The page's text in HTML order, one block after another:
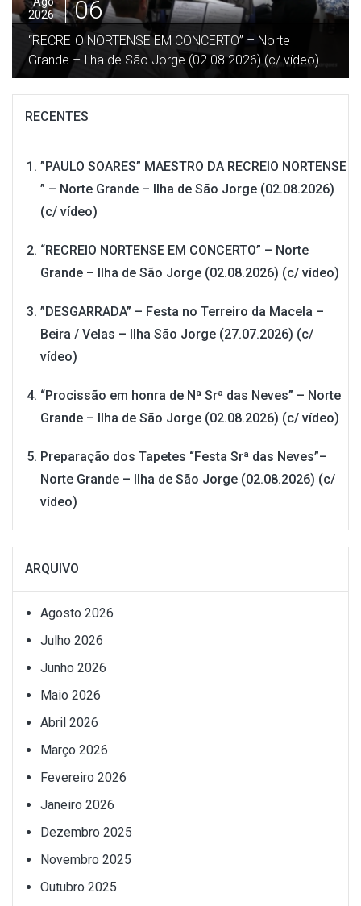
2026
05
”DESGARRADA” – Festa no Terreiro da Macela –
Beira / Velas – Ilha São Jorge (27.07.2026) (c/ vídeo)
RECENTES
”PAULO SOARES” MAESTRO DA RECREIO NORTENSE
” – Norte Grande – Ilha de São Jorge (02.08.2026)
(c/ vídeo)
“RECREIO NORTENSE EM CONCERTO” – Norte
Grande – Ilha de São Jorge (02.08.2026) (c/ vídeo)
”DESGARRADA” – Festa no Terreiro da Macela –
Beira / Velas – Ilha São Jorge (27.07.2026) (c/
vídeo)
“Procissão em honra de Nª Srª das Neves” – Norte
Grande – Ilha de São Jorge (02.08.2026) (c/ vídeo)
Preparação dos Tapetes “Festa Srª das Neves”–
Norte Grande – Ilha de São Jorge (02.08.2026) (c/
vídeo)
ARQUIVO
Agosto 2026
Julho 2026
Junho 2026
Maio 2026
Abril 2026
Março 2026
Fevereiro 2026
Janeiro 2026
Dezembro 2025
Novembro 2025
Outubro 2025